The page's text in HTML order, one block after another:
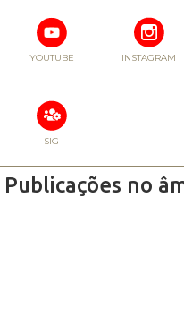
YOUTUBE INSTAGRAM
SIG
Publicações no